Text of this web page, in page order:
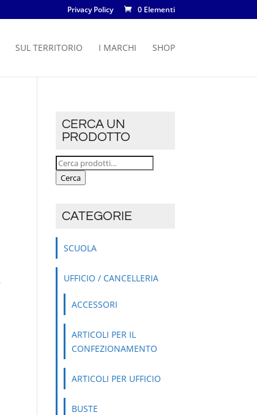
Privacy Policy 0 Elementi
SUL TERRITORIO I MARCHI SHOP
CERCA UN
PRODOTTO
Cerca:
Cerca
CATEGORIE
SCUOLA
UFFICIO / CANCELLERIA
ACCESSORI
ARTICOLI PER IL
CONFEZIONAMENTO
ARTICOLI PER UFFICIO
BUSTE